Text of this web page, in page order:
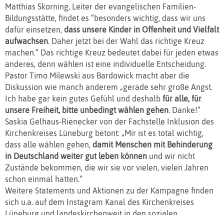
Matthias Skorning, Leiter der evangelischen Familien-
Bildungsstätte, findet es “besonders wichtig, dass wir uns
dafür einsetzen, dass unsere Kinder in Offenheit und Vielfalt
aufwachsen. Daher jetzt bei der Wahl das richtige Kreuz
machen.“ Das richtige Kreuz bedeutet dabei für jeden etwas
anderes, denn wählen ist eine individuelle Entscheidung.
Pastor Timo Milewski aus Bardowick macht aber die
Diskussion wie manch anderem „gerade sehr große Angst.
Ich habe gar kein gutes Gefühl und deshalb für alle, für
unsere Freiheit, bitte unbedingt wählen gehen. Danke!“
Saskia Gelhaus-Rienecker von der Fachstelle Inklusion des
Kirchenkreises Lüneburg betont: „Mir ist es total wichtig,
dass alle wählen gehen, damit Menschen mit Behinderung
in Deutschland weiter gut leben können und wir nicht
Zustände bekommen, die wir sie vor vielen, vielen Jahren
schon einmal hatten.“
Weitere Statements und Aktionen zu der Kampagne finden
sich u.a. auf dem Instagram Kanal des Kirchenkreises